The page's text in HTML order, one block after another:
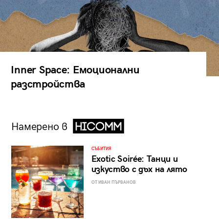
Inner Space: Емоционални
разстройства
Намерено в
СЪБИТИЯ
Exotic Soirée: Танци и
изкуство с дъх на лято
ОТ ИВАН ПЪРВАНОВ